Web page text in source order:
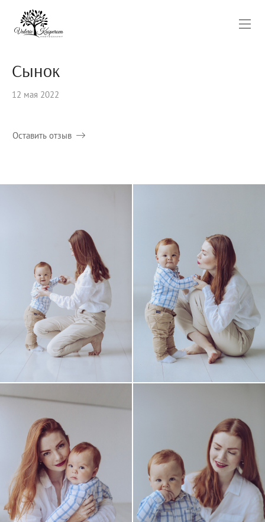
Сынок
12 мая 2022
Оставить отзыв